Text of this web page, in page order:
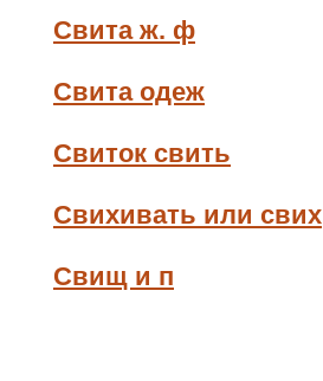
Свита ж. ф
Свита одеж
Свиток свить
Свихивать или свих
Свищ и п